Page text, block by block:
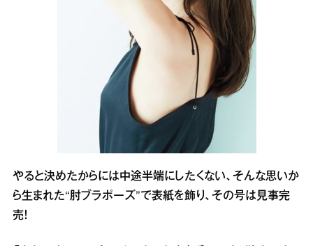
やると決めたからには中途半端にしたくない、そんな思いか
ら生まれた“肘ブラポーズ”で表紙を飾り、その号は見事完
売！